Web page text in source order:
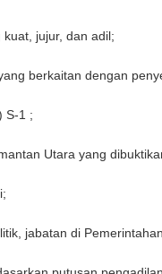
jujur, dan adil;
berkaitan dengan
1 ;
Utara yang
di Pemerintahan,